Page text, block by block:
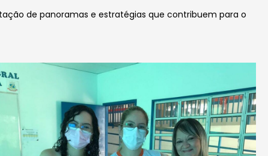
de panoramas e estratégias que contribuem para o